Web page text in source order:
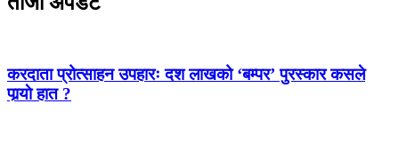
करदाता प्रोत्साहन उपहारः दश लाखको ‘बम्पर’ पुरस्कार कसले
पार्‍याे हात ?